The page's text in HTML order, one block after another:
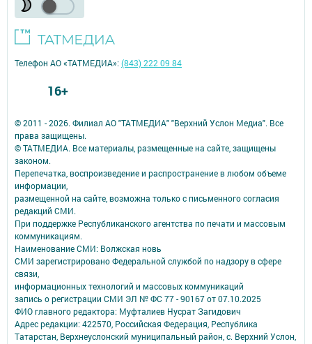
© 2011 - 2026. Филиал АО "ТАТМЕДИА" "Верхний Услон Медиа". Все
права защищены.
© ТАТМЕДИА. Все материалы, размещенные на сайте, защищены
законом.
Перепечатка, воспроизведение и распространение в любом объеме
информации,
размещенной на сайте, возможна только с письменного согласия
редакций СМИ.
При поддержке Республиканского агентства по печати и массовым
коммуникациям.
Наименование СМИ: Волжская новь
СМИ зарегистрировано Федеральной службой по надзору в сфере
связи,
информационных технологий и массовых коммуникаций
запись о регистрации СМИ ЭЛ № ФС 77 - 90167 от 07.10.2025
ФИО главного редактора: Муфталиев Нусрат Загидович
Адрес редакции: 422570, Российская Федерация, Республика
Татарстан, Верхнеуслонский муниципальный район, с. Верхний Услон,
Телефон АО «ТАТМЕДИА»:(843) 222 09 84
16+